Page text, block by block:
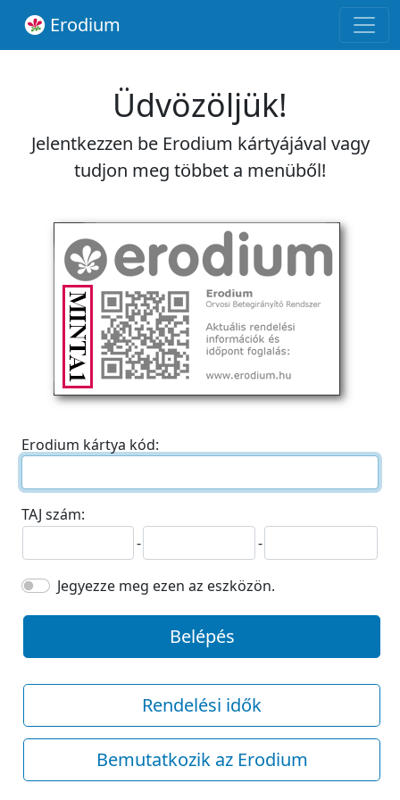
Erodium
Üdvözöljük!
Jelentkezzen be Erodium kártyájával vagy
tudjon meg többet a menüből!
Erodium kártya kód:
TAJ szám:
-
-
Jegyezze meg ezen az eszközön.
Belépés
Rendelési idők
Bemutatkozik az Erodium